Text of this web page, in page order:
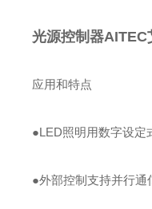
光源控制器
应用和特点
●LED照明用数字设定
●外部控制支持并行通